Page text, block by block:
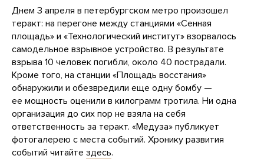
Днем 3 апреля в петербургском метро произошел
теракт: на перегоне между станциями «Сенная
площадь» и «Технологический институт» взорвалось
самодельное взрывное устройство. В результате
взрыва 10 человек погибли, около 40 пострадали.
Кроме того, на станции «Площадь восстания»
обнаружили и обезвредили еще одну бомбу —
ее мощность оценили в килограмм тротила. Ни одна
организация до сих пор не взяла на себя
ответственность за теракт. «Медуза» публикует
фотогалерею с места событий. Хронику развития
событий читайте здесь.